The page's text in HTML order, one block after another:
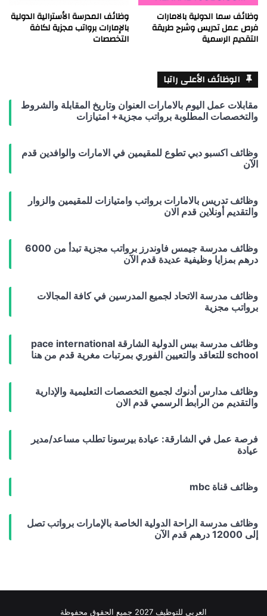
وظائف سما الدولية بالامارات
فرص عمل تدريس وشرح طريقة
التقديم الرسمية
وظائف المدرسة الأسترالية الدولية
بالإمارات برواتب مجزية لكافة
التخصصات
الوظائف الأعلى راتبا
مقابلات عمل اليوم بالامارات العنوان وتاريخ المقابلة والشروط
والتخصصات المطلوبة برواتب مجزية+ امتيازات
وظائف اكسبو دبي تطوع للمقيمين في الامارات والوافدين قدم
الآن
وظائف تدريس بالامارات برواتب وامتيازات للمقيمين والزوار
والتقديم أونلاين قدم الان
وظائف مدرسة جيمس فاوندرز برواتب مجزية تبدأ من 6000
درهم بمزايا وظيفية عديدة قدم الآن
وظائف مدرسة الاتحاد لجميع المدرسين في كافة المجالات
برواتب مجزية
وظائف مدرسة بيس الدولية الشارقة pace international
school للتعاقد والتعيين الفوري بمرتبات مغرية قدم من هنا
وظائف مدارس أدنوك لجميع التخصصات التعليمية والإدارية
والتقديم من الرابط الرسمي قدم الان
فرصة عمل في الشارقة: عيادة بيرسونا تطلب مساعد/مدير
عيادة
وظائف قناة mbc
وظائف مدرسة الراحة الدولية الخاصة بالإمارات برواتب تصل
إلى 12000 درهم قدم الآن
العربي للتوظيف 2027 جميع الحقوق محفوظة